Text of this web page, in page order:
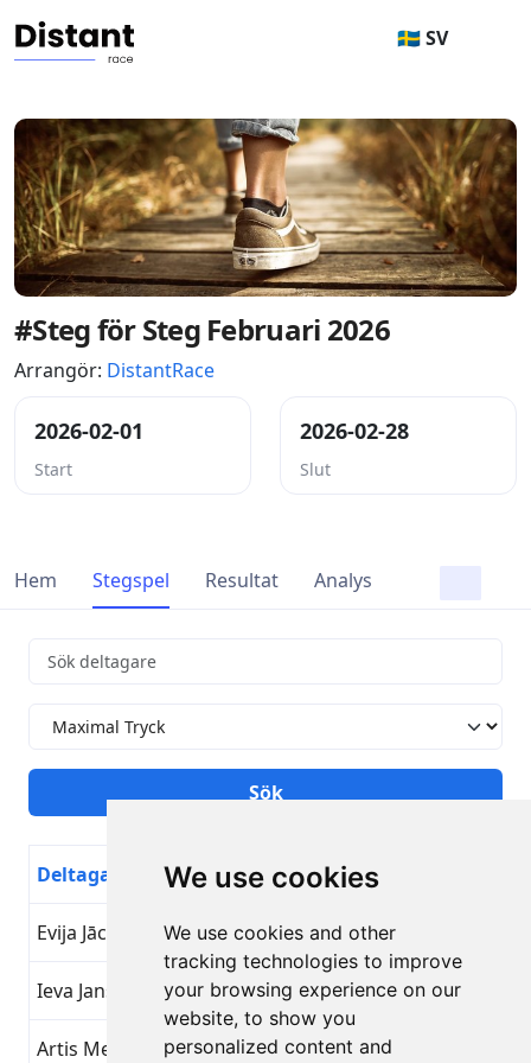
We use cookies
We use cookies and other
tracking technologies to improve
your browsing experience on our
website, to show you
personalized content and
🇸🇪 SV
#Steg för Steg Februari 2026
Arrangör: DistantRace
2026-02-01
Start
2026-02-28
Slut
Hem Stegspel Resultat Analys
Deltagare Målnamn
Evija Jāce Maximal Tryck
Ieva Jansone Maximal Tryck 24
Artis Mednis Maximal Tryck